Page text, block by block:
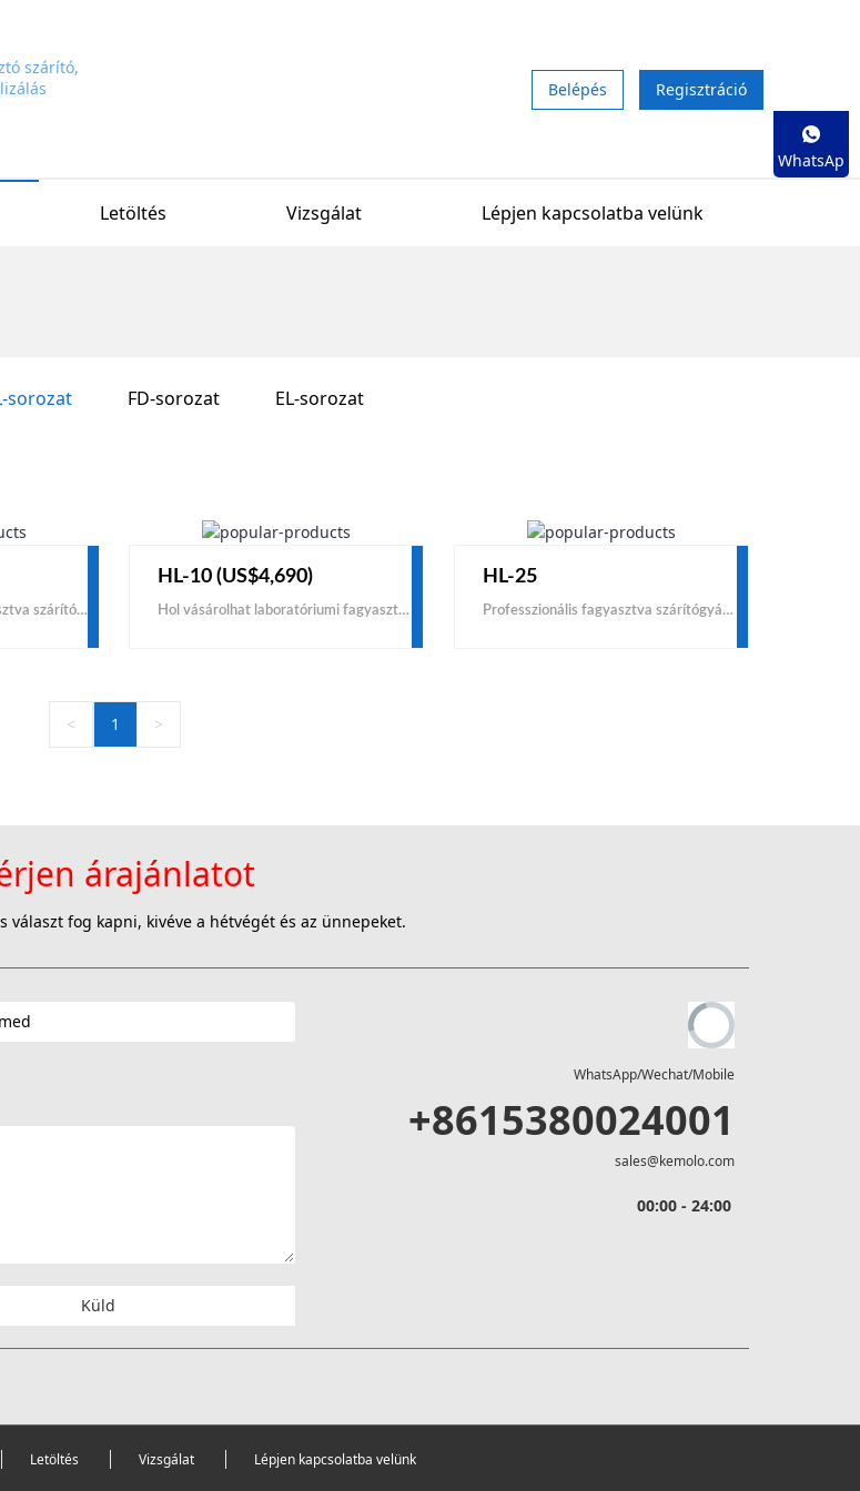
Belépés Regisztráció
Letöltés Vizsgálat Lépjen kapcsolatba velünk
sorozat FD-sorozat EL-sorozat
A KEMOLO a hazai fagyasztva szárítógépek egyik fő gyártója, szállítója a világon. Kisvállalkozások számára olcsó gyári áron történő hazai fagyasztó szárítójának megépítéséhez vegye fel velünk a kapcsolatot az eladó professzionális megoldásért.
HL-10 (US$4,690)
Hol vásárolhat laboratóriumi fagyasztószárítót intézetek, laboratóriumok, egyetemek számára? A KEMOLO márka az egyik legjobb gyártó és beszállító. Ha a világon a legolcsóbb áron szeretne megvásárolni egy kielégítő laboratóriumi fagyasztószárítót, lépjen kapcsolatba velünk most.
HL-25
Professzionális fagyasztva szárítógyártó és -szállító vagyunk Kínában a kis pilótáktól az ipari méretekig. Ha szeretne vásárolni egy kisméretű pilot fagyasztva szárítót olcsó áron a globális piacon, akkor a KEMOLO az egyik legjobb lehetőség.
< 1 >
árajánlatot
választ fog kapni, kivéve a hétvégét és az ünnepeket.
Küld
WhatsApp/Wechat/Mobile
+8615380024001
sales@kemolo.com
00:00 - 24:00
Letöltés Vizsgálat Lépjen kapcsolatba velünk
WhatsAp
p